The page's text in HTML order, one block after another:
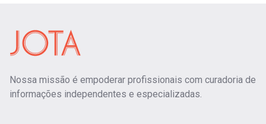
Nossa missão é empoderar profissionais com curadoria de
informações independentes e especializadas.